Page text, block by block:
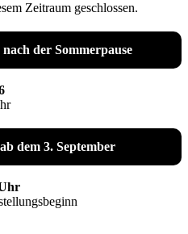
Zeitraum geschlossen.
der Sommerpause
dem 3. September